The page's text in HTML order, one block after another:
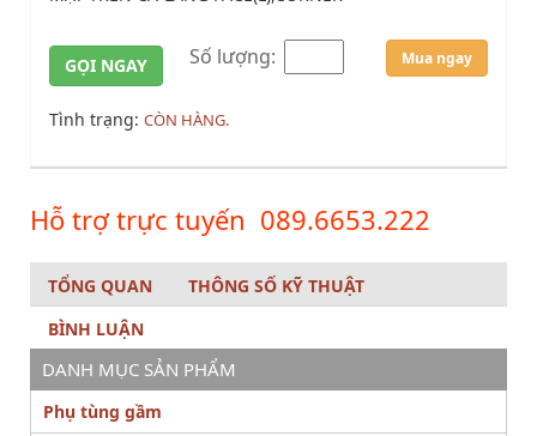
GỌI NGAY Số lượng: Mua ngay
Tình trạng: CÒN HÀNG.
Hỗ trợ trực tuyến 089.6653.222
TỔNG QUAN
THÔNG SỐ KỸ THUẬT
BÌNH LUẬN
DANH MỤC SẢN PHẨM
Phụ tùng gầm